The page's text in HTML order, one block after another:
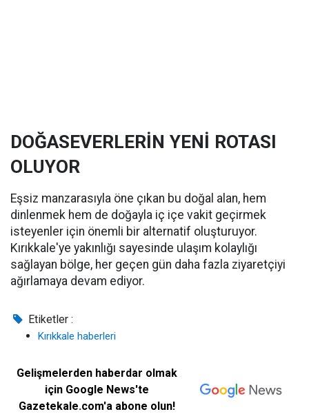
DOĞASEVERLERİN YENİ ROTASI
OLUYOR
Eşsiz manzarasıyla öne çıkan bu doğal alan, hem
dinlenmek hem de doğayla iç içe vakit geçirmek
isteyenler için önemli bir alternatif oluşturuyor.
Kırıkkale'ye yakınlığı sayesinde ulaşım kolaylığı
sağlayan bölge, her geçen gün daha fazla ziyaretçiyi
ağırlamaya devam ediyor.
Etiketler :
Kırıkkale haberleri
Gelişmelerden haberdar olmak
için Google News'te
Gazetekale.com'a abone olun!